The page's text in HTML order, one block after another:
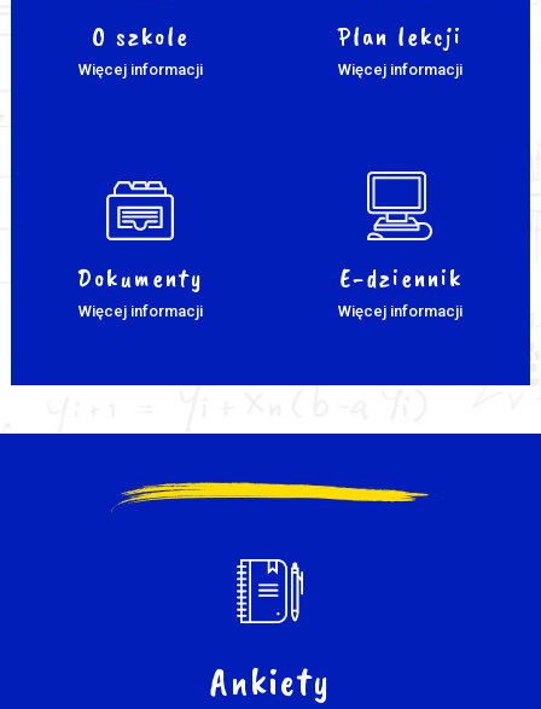
O szkole
Więcej informacji
Plan lekcji
Więcej informacji
Dokumenty
Więcej informacji
E-dziennik
Więcej informacji
Ankiety